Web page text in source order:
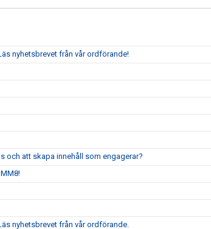
nyhetsbrevet från vår ordförande!
att skapa innehåll som engagerar?
nyhetsbrevet från vår ordförande.